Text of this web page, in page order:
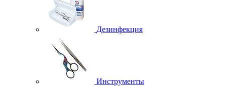
Дезинфекция
Инструменты